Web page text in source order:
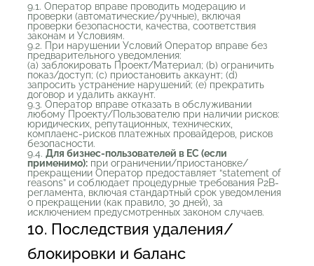
9.1. Оператор вправе проводить модерацию и
проверки (автоматические/ручные), включая
проверки безопасности, качества, соответствия
законам и Условиям.
9.2. При нарушении Условий Оператор вправе без
предварительного уведомления:
(a) заблокировать Проект/Материал; (b) ограничить
показ/доступ; (c) приостановить аккаунт; (d)
запросить устранение нарушений; (e) прекратить
договор и удалить аккаунт.
9.3. Оператор вправе отказать в обслуживании
любому Проекту/Пользователю при наличии рисков:
юридических, репутационных, технических,
комплаенс-рисков платежных провайдеров, рисков
безопасности.
9.4. Для бизнес-пользователей в ЕС (если
применимо): при ограничении/приостановке/
прекращении Оператор предоставляет “statement of
reasons” и соблюдает процедурные требования P2B-
регламента, включая стандартный срок уведомления
о прекращении (как правило, 30 дней), за
исключением предусмотренных законом случаев.
10. Последствия удаления/
блокировки и баланс